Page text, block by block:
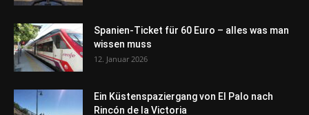
Spanien-Ticket für 60 Euro – alles was man
wissen muss
12. Januar 2026
Ein Küstenspaziergang von El Palo nach
Rincón de la Victoria